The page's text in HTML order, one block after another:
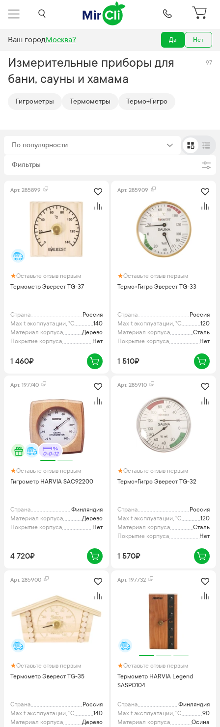
Ваш городМосква? Да Нет
и комплектующие для бани и сауны Измерительные приборы
Измерительные приборы для
бани, сауны и хамама
97
Гигрометры Термометры Термо+Гигро
По популярности
Фильтры
Арт. 285899
Оставьте отзыв первым
Термометр Эверест TG-37
Страна
Россия
Max t эксплуатации, °C
140
Материал корпуса
Дерево
Покрытие корпуса
Нет
1 460₽
Арт. 285909
Оставьте отзыв первым
Термо+Гигро Эверест TG-33
Страна
Россия
Max t эксплуатации, °C
120
Материал корпуса
Сталь
Покрытие корпуса
Нет
1 510₽
Арт. 197740
0-0-12
Оставьте отзыв первым
Гигрометр HARVIA SAC92200
Страна
Финляндия
Материал корпуса
Дерево
Покрытие корпуса
Нет
4 720₽
Арт. 285910
Оставьте отзыв первым
Термо+Гигро Эверест TG-32
Страна
Россия
Max t эксплуатации, °C
120
Материал корпуса
Сталь
Покрытие корпуса
Нет
1 570₽
Арт. 285900
Оставьте отзыв первым
Термометр Эверест TG-35
Страна
Россия
Max t эксплуатации, °C
140
Материал корпуса
Дерево
Арт. 197732
Оставьте отзыв первым
Термометр HARVIA Legend
SASPO104
Страна
Финляндия
Max t эксплуатации, °C
90
Материал корпуса
Осина